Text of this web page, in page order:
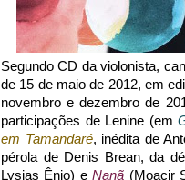
Segundo CD da violonista,
de 15 de maio de 2012, em
novembro e dezembro de
participações de Lenine (em
em Tamandaré, inédita de
pérola de Denis Brean, da
Lysias Ênio) eNanã (Moacir